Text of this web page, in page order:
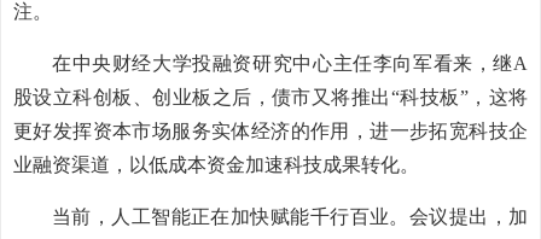
注。
在中央财经大学投融资研究中心主任李向军看来，继A
股设立科创板、创业板之后，债市又将推出“科技板”，这将
更好发挥资本市场服务实体经济的作用，进一步拓宽科技企
业融资渠道，以低成本资金加速科技成果转化。
当前，人工智能正在加快赋能千行百业。会议提出，加